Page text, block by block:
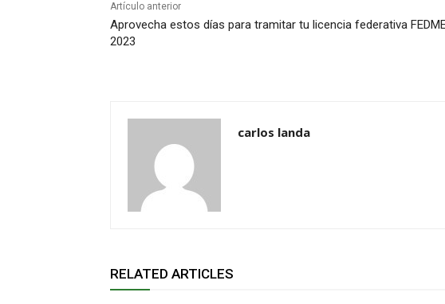
Artículo anterior
Aprovecha estos días para tramitar tu licencia federativa FEDME
2023
carlos landa
RELATED ARTICLES